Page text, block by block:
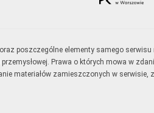
poszczególne elementy samego
Prawa o których mowa w
materiałów zamieszczonych w